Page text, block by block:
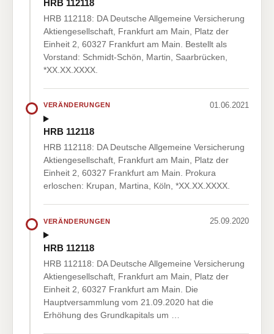
HRB 112118
HRB 112118: DA Deutsche Allgemeine Versicherung
Aktiengesellschaft, Frankfurt am Main, Platz der
Einheit 2, 60327 Frankfurt am Main. Bestellt als
Vorstand: Schmidt-Schön, Martin, Saarbrücken,
*XX.XX.XXXX.
VERÄNDERUNGEN 01.06.2021
HRB 112118
HRB 112118: DA Deutsche Allgemeine Versicherung
Aktiengesellschaft, Frankfurt am Main, Platz der
Einheit 2, 60327 Frankfurt am Main. Prokura
erloschen: Krupan, Martina, Köln, *XX.XX.XXXX.
VERÄNDERUNGEN 25.09.2020
HRB 112118
HRB 112118: DA Deutsche Allgemeine Versicherung
Aktiengesellschaft, Frankfurt am Main, Platz der
Einheit 2, 60327 Frankfurt am Main. Die
Hauptversammlung vom 21.09.2020 hat die
Erhöhung des Grundkapitals um …